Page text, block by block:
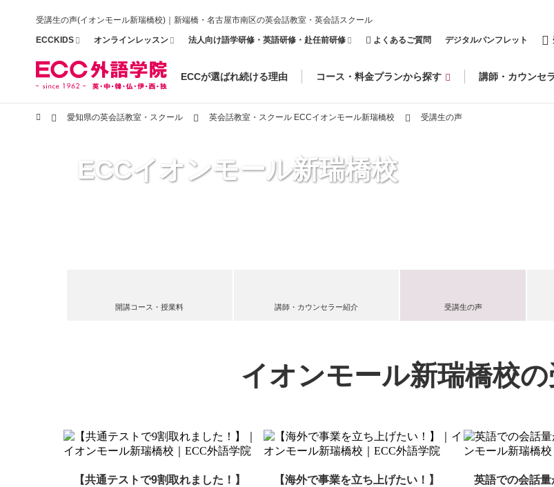
受講生の声(イオンモール新瑞橋校)｜新端橋・名古屋市南区の英会話教室・英会話スクール
ECCKIDS オンラインレッスン 法人向け語学研修・英語研修・赴任前研修 よくあるご質問 デジタルパンフレット
ECCが選ばれ続ける理由 コース・料金プランから探す 講師・カウンセ
愛知県の英会話教室・スクール 英会話教室・スクール ECCイオンモール新瑞橋校 受講生の声
ECCイオンモール新瑞橋校
開講コース・授業料 講師・カウンセラー紹介 受講生の声
イオンモール新瑞橋校の
【共通テストで9割取れました！】 【海外で事業を立ち上げたい！】 英語での会話